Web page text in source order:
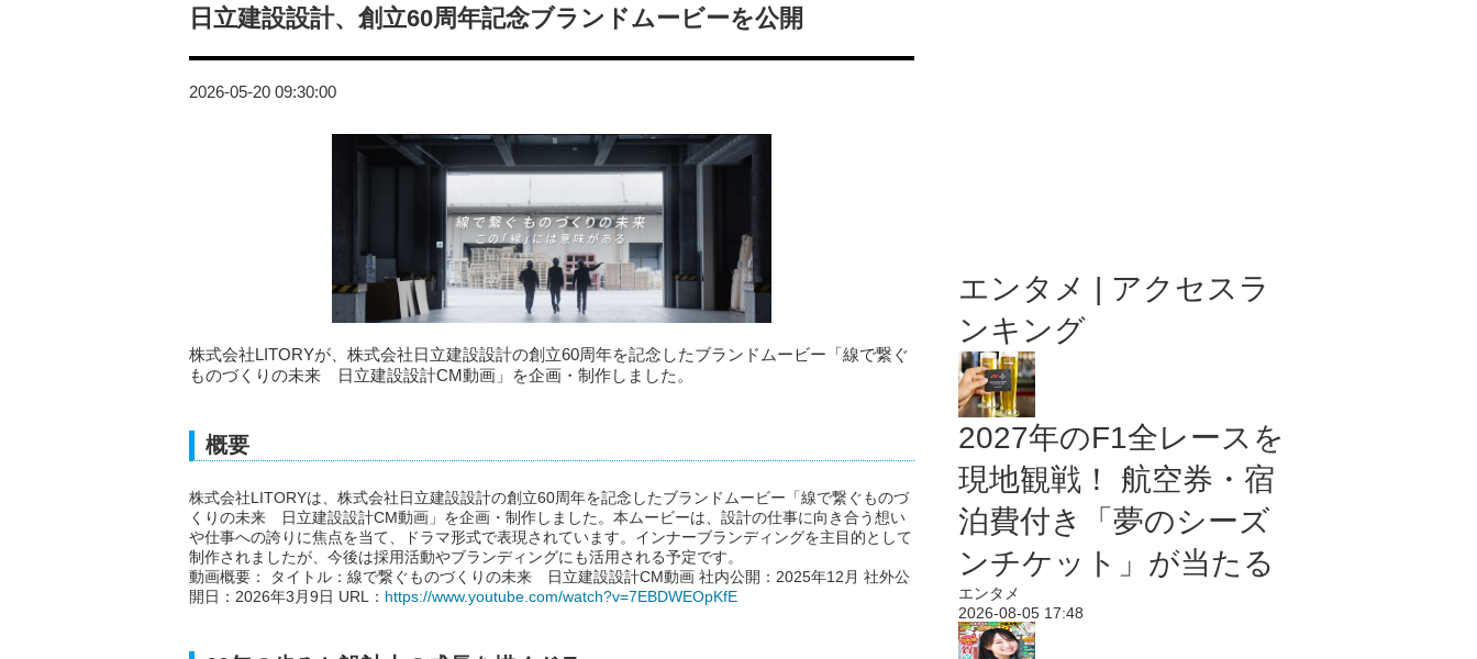
日立建設設計、創立60周年記念ブランドムービーを公開
2026-05-20 09:30:00
株式会社LITORYが、株式会社日立建設設計の創立60周年を記念したブランドムービー「線で繋ぐ
ものづくりの未来 日立建設設計CM動画」を企画・制作しました。
概要
株式会社LITORYは、株式会社日立建設設計の創立60周年を記念したブランドムービー「線で繋ぐものづ
くりの未来 日立建設設計CM動画」を企画・制作しました。本ムービーは、設計の仕事に向き合う想い
や仕事への誇りに焦点を当て、ドラマ形式で表現されています。インナーブランディングを主目的として
制作されましたが、今後は採用活動やブランディングにも活用される予定です。
動画概要： タイトル：線で繋ぐものづくりの未来 日立建設設計CM動画 社内公開：2025年12月 社外公
開日：2026年3月9日 URL： https://www.youtube.com/watch?v=7EBDWEOpKfE
エンタメ | アクセスラ
ンキング
2027年のF1全レースを
現地観戦！ 航空券・宿
泊費付き「夢のシーズ
ンチケット」が当たる
エンタメ
2026-08-05 17:48